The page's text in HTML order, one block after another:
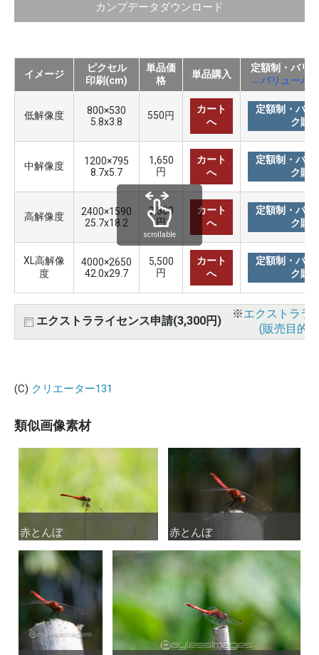
カンプデータダウンロード
イメージ
ピクセル
印刷(cm)
単品価
格
単品購入
定額制・バリ
→バリューパ
低解像度
800×530
5.8x3.8
550円
カート
へ
定額制・バリ
ク購
中解像度
1200×795
8.7x5.7
1,650
円
カート
へ
定額制・バリ
ク購
高解像度
2400×1590
25.7x18.2
3,300
円
カート
へ
定額制・バリ
ク購
XL高解像
度
4000×2650
42.0x29.7
5,500
円
カート
へ
定額制・バリ
ク購
エクストラライセンス申請(3,300円)
※エクストララ
(販売目的
scrollable
(C) クリエーター131
類似画像素材
赤とんぼ
赤とんぼ 赤とんぼ
赤とんぼ